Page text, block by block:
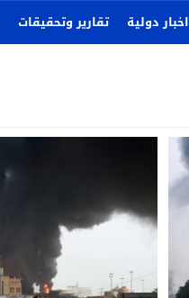
اخبار دولية تقارير وتحقيقات